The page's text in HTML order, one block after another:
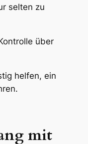
selten zu
über
helfen, ein
mit